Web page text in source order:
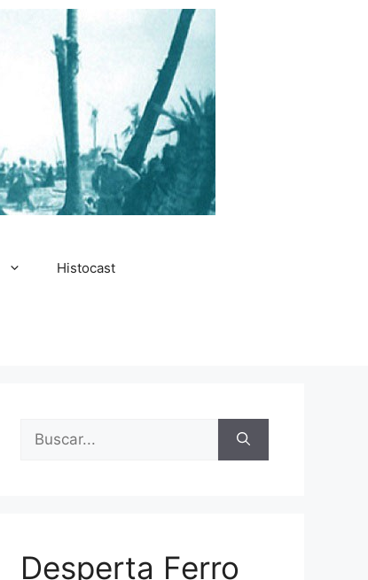
Histocast
Buscar:
Desperta Ferro